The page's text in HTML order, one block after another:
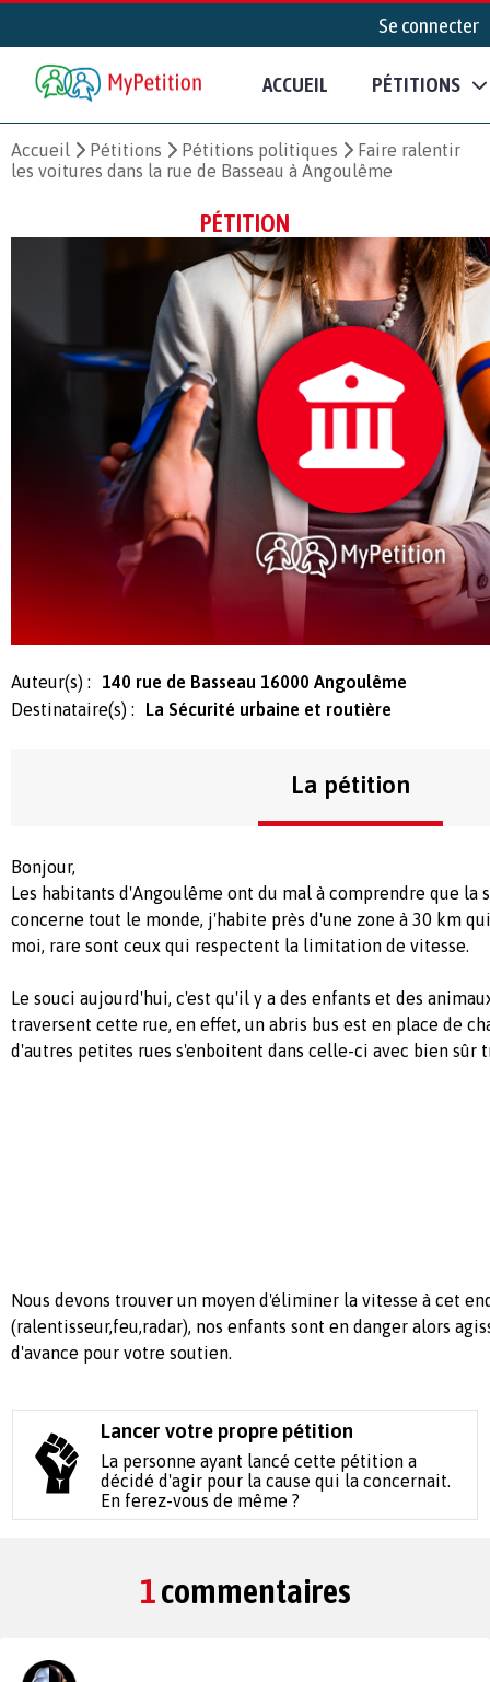
Se connecter
ACCUEIL PÉTITIONS
Accueil Pétitions Pétitions politiques
Faire ralentir
les voitures dans la rue de Basseau à Angoulême
PÉTITION
Auteur(s) :
140 rue de Basseau 16000 Angoulême
Destinataire(s) :
La Sécurité urbaine et routière
La pétition
Bonjour,
Les habitants d'Angoulême ont du mal à comprendre que la
concerne tout le monde, j'habite près d'une zone à 30 km
moi, rare sont ceux qui respectent la limitation de vitesse.
Le souci aujourd'hui, c'est qu'il y a des enfants et des
traversent cette rue, en effet, un abris bus est en place de
d'autres petites rues s'enboitent dans celle-ci avec bien sûr
Nous devons trouver un moyen d'éliminer la vitesse à cet
(ralentisseur,feu,radar), nos enfants sont en danger alors
d'avance pour votre soutien.
Lancer votre propre pétition
La personne ayant lancé cette pétition a
décidé d'agir pour la cause qui la concernait.
En ferez-vous de même ?
1commentaires